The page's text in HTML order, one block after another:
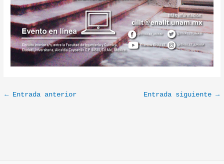
←Entrada anterior Entrada siguiente →